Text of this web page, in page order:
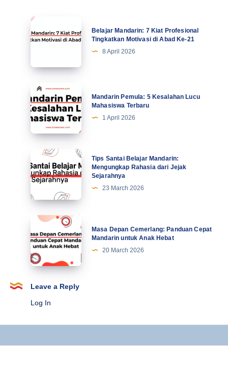
Belajar
Mandarin:
Profesional
Tingkatkan
Motivasi
di
Abad
Ke-
Belajar Mandarin: 7 Kiat Profesional
Tingkatkan Motivasi di Abad Ke-21
8 April 2026
Mandarin
Pemula:
5
Kesalahan
Lucu
Mahasiswa
Terbaru
Mandarin Pemula: 5 Kesalahan Lucu
Mahasiswa Terbaru
1 April 2026
Tips
Santai
Belajar
Mandarin:
Mengungkap
Rahasia
dari
Jejak
Sejarahnya
Tips Santai Belajar Mandarin:
Mengungkap Rahasia dari Jejak
Sejarahnya
23 March 2026
Masa
Depan
Cemerlang:
Panduan
Cepat
Mandarin
Masa Depan Cemerlang: Panduan Cepat
Mandarin untuk Anak Hebat
20 March 2026
Leave a Reply
Log In